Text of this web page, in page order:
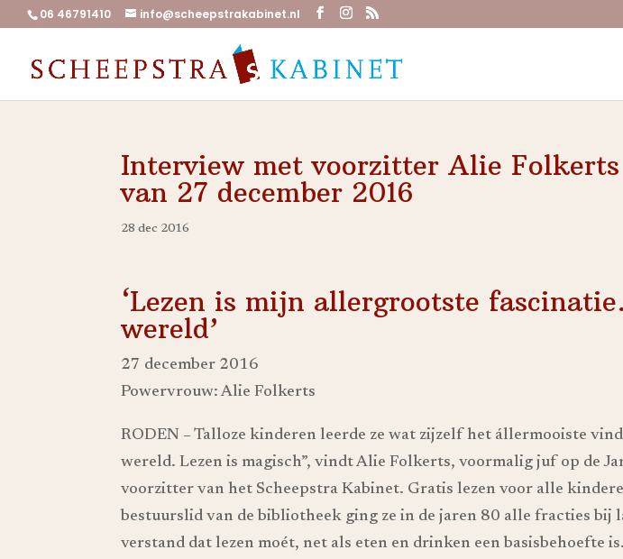
06 46791410 info@scheepstrakabinet.nl
Interview met voorzitter Alie Folkerts
van 27 december 2016
28 dec 2016
‘Lezen is mijn allergrootste
wereld’
27 december 2016
Powervrouw: Alie Folkerts
RODEN – Talloze kinderen leerde ze wat zijzelf het állermooiste
wereld. Lezen is magisch”, vindt Alie Folkerts, voormalig juf op de
voorzitter van het Scheepstra Kabinet. Gratis lezen voor alle
bestuurslid van de bibliotheek ging ze in de jaren 80 alle fracties bij
verstand dat lezen moét, net als eten en drinken een basisbehoefte